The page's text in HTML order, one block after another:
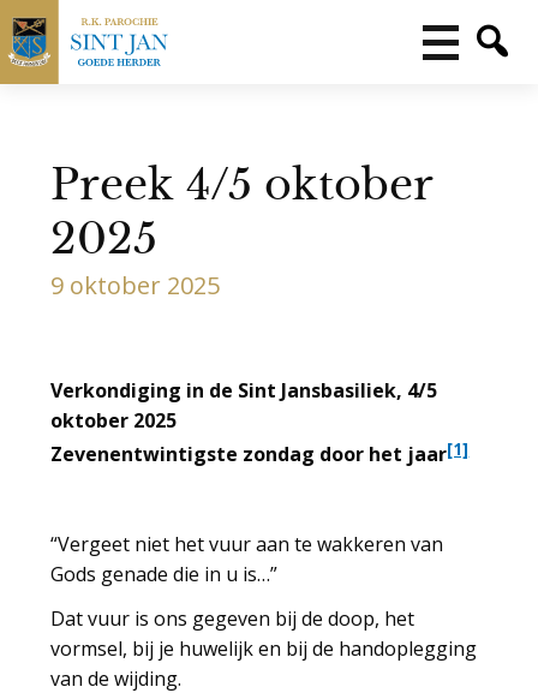
Preek 4/5 oktober
2025
9 oktober 2025
Verkondiging in de Sint Jansbasiliek, 4/5
oktober 2025
Zevenentwintigste zondag door het jaar[1]
“Vergeet niet het vuur aan te wakkeren van
Gods genade die in u is…”
Dat vuur is ons gegeven bij de doop, het
vormsel, bij je huwelijk en bij de handoplegging
van de wijding.